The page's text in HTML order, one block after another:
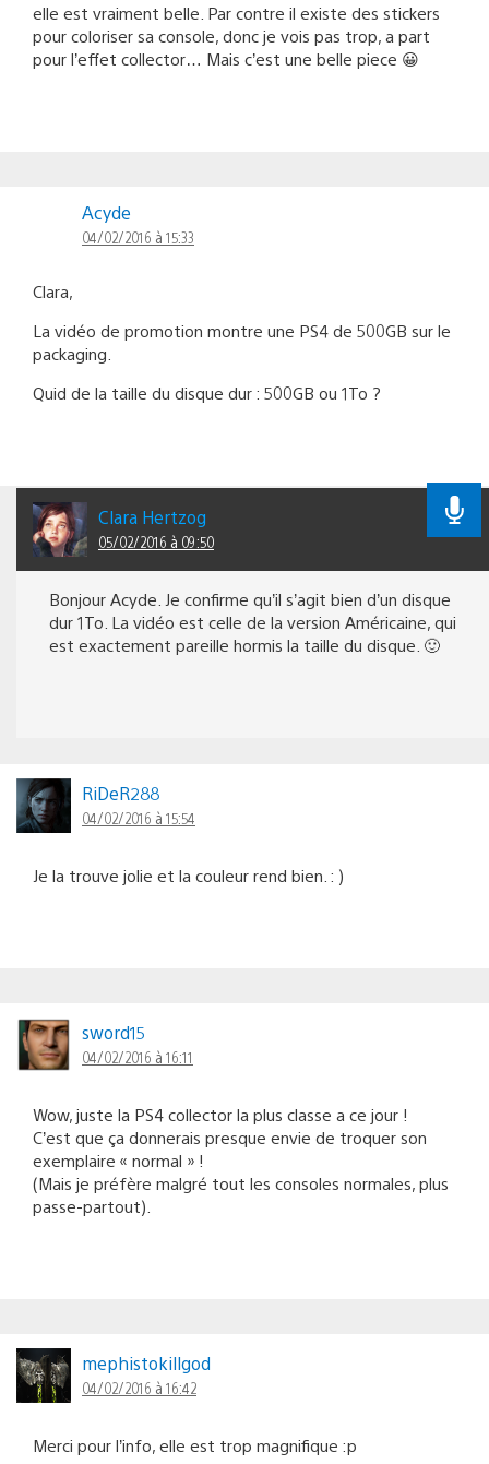
elle est vraiment belle. Par contre il existe des stickers
pour coloriser sa console, donc je vois pas trop, a part
pour l’effet collector… Mais c’est une belle piece 😀
Acyde
04/02/2016 à 15:33
Clara,
La vidéo de promotion montre une PS4 de 500GB sur le
packaging.
Quid de la taille du disque dur : 500GB ou 1To ?
Clara Hertzog
05/02/2016 à 09:50
Bonjour Acyde. Je confirme qu’il s’agit bien d’un disque
dur 1To. La vidéo est celle de la version Américaine, qui
est exactement pareille hormis la taille du disque. 🙂
RiDeR288
04/02/2016 à 15:54
Je la trouve jolie et la couleur rend bien. : )
sword15
04/02/2016 à 16:11
Wow, juste la PS4 collector la plus classe a ce jour !
C’est que ça donnerais presque envie de troquer son
exemplaire « normal » !
(Mais je préfère malgré tout les consoles normales, plus
passe-partout).
mephistokillgod
04/02/2016 à 16:42
Merci pour l’info, elle est trop magnifique :p